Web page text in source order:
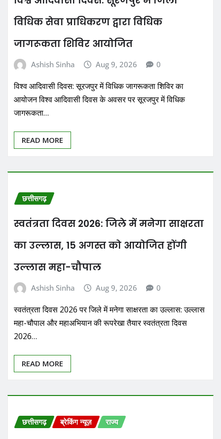
विधिक सेवा प्राधिकरण द्वारा विधिक
जागरूकता शिविर आयोजित
Ashish Sinha Aug 9, 2026 0
विश्व आदिवासी दिवस: सूरजपुर में विधिक जागरूकता शिविर का
आयोजन विश्व आदिवासी दिवस के अवसर पर सूरजपुर में विधिक
जागरूकता…
READ MORE
छत्तीसगढ़
स्वतंत्रता दिवस 2026: जिले में मनेगा साक्षरता
का उल्लास, 15 अगस्त को आयोजित होंगी
उल्लास महा-चौपाल
Ashish Sinha Aug 9, 2026 0
स्वतंत्रता दिवस 2026 पर जिले में मनेगा साक्षरता का उल्लास: उल्लास
महा-चौपाल और महाअभियान की रूपरेखा तैयार स्वतंत्रता दिवस
2026…
READ MORE
छत्तीसगढ़ ब्रेकिंग न्यूज़ राज्य